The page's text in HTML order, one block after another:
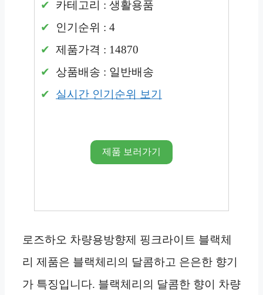
카테고리 : 생활용품
인기순위 : 4
제품가격 : 14870
상품배송 : 일반배송
실시간 인기순위 보기
제품 보러가기
로즈하오 차량용방향제 핑크라이트 블랙체
리 제품은 블랙체리의 달콤하고 은은한 향기
가 특징입니다. 블랙체리의 달콤한 향이 차량